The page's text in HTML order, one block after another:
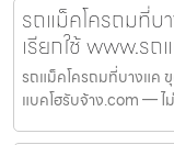
รถแม็คโครถมที่บ
เรียกใช้ www.ร
รถแม็คโครถมที่บางแค
แบคโฮรับจ้าง.com — ไ